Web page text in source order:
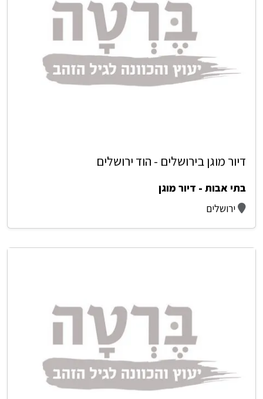
דיור מוגן בירושלים - הוד ירושלים
בתי אבות - דיור מוגן
ירושלים